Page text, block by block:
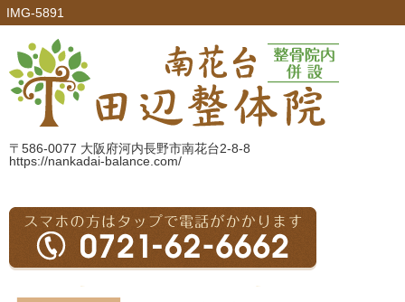
IMG-5891
〒586-0077 大阪府河内長野市南花台2-8-8
https://nankadai-balance.com/